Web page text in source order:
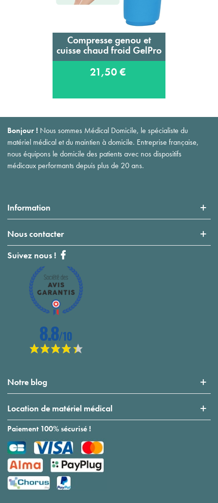
Compresse genou et
cuisse chaud froid GelPro
21,50 €
Bonjour ! Nous sommes Médical Domicile, le spécialiste du
matériel médical et du maintien à domicile. Entreprise française,
nous équipons le domicile des patients avec nos dispositifs
médicaux performants depuis plus de 20 ans.
Information
Nous contacter
Suivez nous !
Notre blog
Location de matériel médical
Paiement 100% sécurisé !